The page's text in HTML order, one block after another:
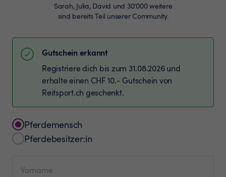
Sarah, Julia, David und 30’000 weitere
sind bereits Teil unserer Community.
Gutschein erkannt
Registriere dich bis zum 31.08.2026 und
erhalte einen CHF 10.- Gutschein von
Reitsport.ch geschenkt.
Pferdemensch
Pferdebesitzer:in
Vorname